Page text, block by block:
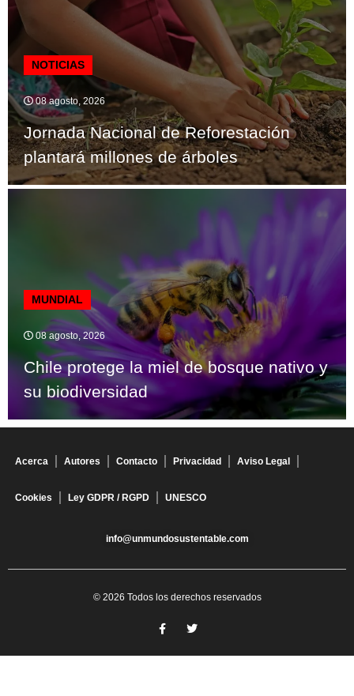
NOTICIAS
08 agosto, 2026
Jornada Nacional de Reforestación
plantará millones de árboles
MUNDIAL
08 agosto, 2026
Chile protege la miel de bosque nativo y
su biodiversidad
Acerca Autores Contacto Privacidad Aviso Legal
Cookies Ley GDPR / RGPD UNESCO
info@unmundosustentable.com
© 2026 Todos los derechos reservados